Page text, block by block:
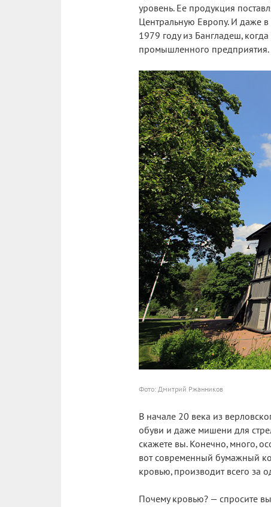
уровень. Ее продукция
Центральную Европу. И даже
1979 году из Бангладеш,
промышленного предприятия.
Фото: Дмитрий Ржанников
В начале 20 века из
обуви и даже мишени для
скажете вы. Конечно, много,
вот современный бумажный
кровью, производит всего за
Почему кровью? — спросите